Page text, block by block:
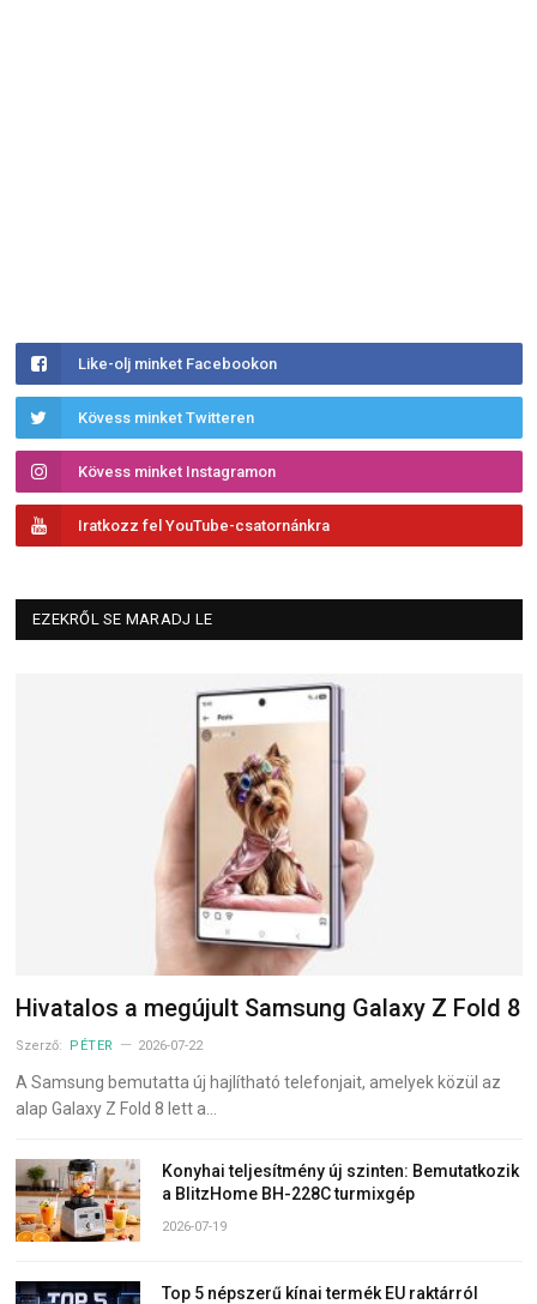
Like-olj minket Facebookon
Kövess minket Twitteren
Kövess minket Instagramon
Iratkozz fel YouTube-csatornánkra
EZEKRŐL SE MARADJ LE
Hivatalos a megújult Samsung Galaxy Z Fold 8
Szerző: PÉTER 2026-07-22
A Samsung bemutatta új hajlítható telefonjait, amelyek közül az
alap Galaxy Z Fold 8 lett a…
Konyhai teljesítmény új szinten: Bemutatkozik
a BlitzHome BH-228C turmixgép
2026-07-19
Top 5 népszerű kínai termék EU raktárról